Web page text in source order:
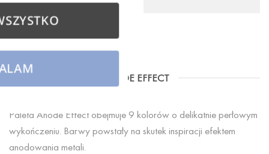
ANODE EFFECT
Paleta Anode Effect obejmuje 9 kolorów o delikatnie perłowym
wykończeniu. Barwy powstały na skutek inspiracji efektem
anodowania metali.